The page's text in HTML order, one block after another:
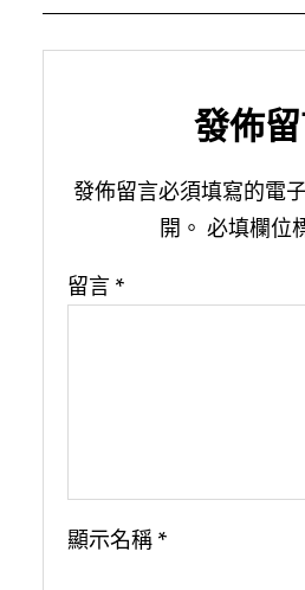
發佈
發佈留言必須填寫的電
開。 必填欄位
留言 *
顯示名稱 *